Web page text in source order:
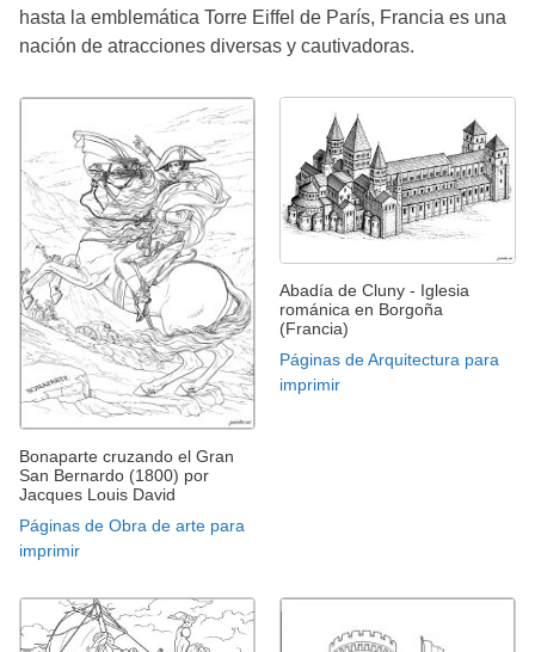
hasta la emblemática Torre Eiffel de París, Francia es una
nación de atracciones diversas y cautivadoras.
Bonaparte cruzando el Gran
San Bernardo (1800) por
Jacques Louis David
Páginas de Obra de arte para
imprimir
Abadía de Cluny - Iglesia
románica en Borgoña
(Francia)
Páginas de Arquitectura para
imprimir